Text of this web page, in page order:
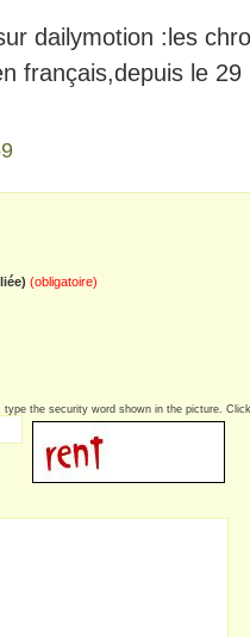
dailymotion :les
français,depuis le
(obligatoire)
the security word shown in the picture.